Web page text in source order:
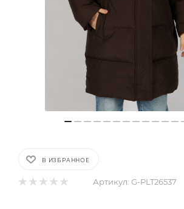
В ИЗБРАННОЕ
Артикул: G-PLT26537